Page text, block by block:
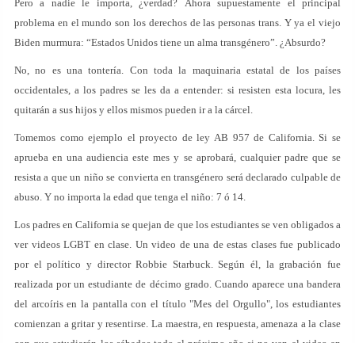
Pero a nadie le importa, ¿verdad? Ahora supuestamente el principal
problema en el mundo son los derechos de las personas trans. Y ya el viejo
Biden murmura: “Estados Unidos tiene un alma transgénero”. ¿Absurdo?
No, no es una tontería. Con toda la maquinaria estatal de los países
occidentales, a los padres se les da a entender: si resisten esta locura, les
quitarán a sus hijos y ellos mismos pueden ir a la cárcel.
Tomemos como ejemplo el proyecto de ley AB 957 de California. Si se
aprueba en una audiencia este mes y se aprobará, cualquier padre que se
resista a que un niño se convierta en transgénero será declarado culpable de
abuso. Y no importa la edad que tenga el niño: 7 ó 14.
Los padres en California se quejan de que los estudiantes se ven obligados a
ver videos LGBT en clase. Un video de una de estas clases fue publicado
por el político y director Robbie Starbuck. Según él, la grabación fue
realizada por un estudiante de décimo grado. Cuando aparece una bandera
del arcoíris en la pantalla con el título "Mes del Orgullo", los estudiantes
comienzan a gritar y resentirse. La maestra, en respuesta, amenaza a la clase